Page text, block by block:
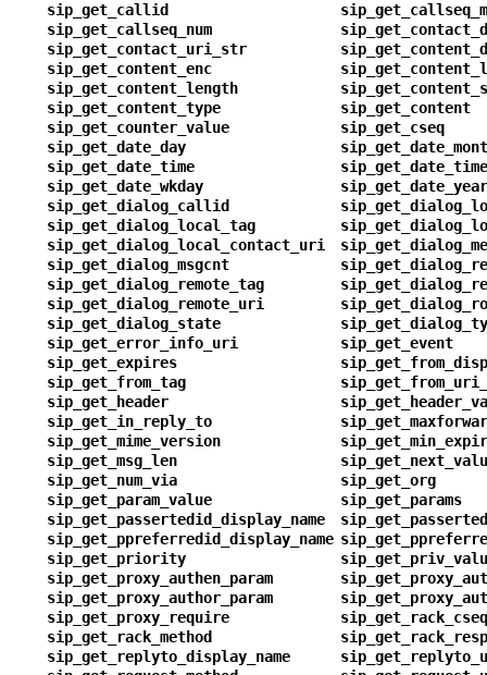
sip_get_callid
sip_get_callseq_num
sip_get_contact_uri_str
sip_get_content_enc
sip_get_content_length
sip_get_content_type
sip_get_content
sip_get_counter_value
sip_get_cseq
sip_get_date_day
sip_get_date_time
sip_get_date_wkday
sip_get_date_year
sip_get_dialog_callid
sip_get_dialog_local_tag
sip_get_dialog_local_contact_uri
sip_get_dialog_msgcnt
sip_get_dialog_remote_tag
sip_get_dialog_remote_uri
sip_get_dialog_state
sip_get_error_info_uri
sip_get_event
sip_get_expires
sip_get_from_tag
sip_get_header
sip_get_in_reply_to
sip_get_mime_version
sip_get_msg_len
sip_get_num_via
sip_get_org
sip_get_param_value
sip_get_params
sip_get_passertedid_display_name
sip_get_ppreferredid_display_name
sip_get_priority
sip_get_proxy_authen_param
sip_get_proxy_author_param
sip_get_proxy_require
sip_get_rack_method
sip_get_replyto_display_name